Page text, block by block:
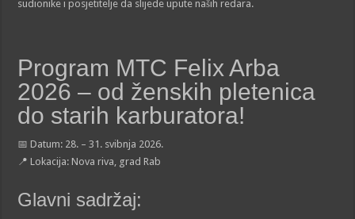
sudionike i posjetitelje da slijede upute naših redara.
Program MTC Felix Arba
2026 – od ženskih pletenica
do starih karburatora!
📅 Datum: 28. – 31. svibnja 2026.
📍 Lokacija: Nova riva, grad Rab
Glavni sadržaj: